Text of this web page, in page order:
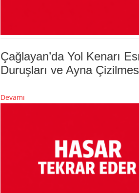
Çağlayan’da Yol Kenarı
Duruşları ve Ayna
Devamı